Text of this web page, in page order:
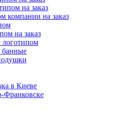
на заказ
компании на заказ
на заказ
логотипом
банные
в Киеве